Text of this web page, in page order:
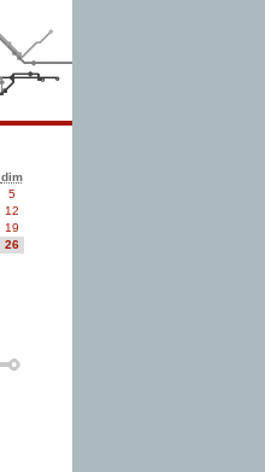
dim
5
12
19
26